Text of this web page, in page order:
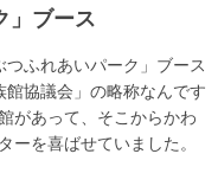
」ブース
ふれあいパーク」ブース
協議会」の略称なんです
があって、そこからかわ
を喜ばせていました。